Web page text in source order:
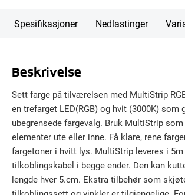
Spesifikasjoner Nedlastinger
Beskrivelse
Sett farge på tilværelsen med MultiStrip
en trefarget LED(RGB) og hvit (3000K) som
ubegrensede fargevalg. Bruk MultiStrip
elementer ute eller inne. Få klare, rene
fargetoner i hvitt lys. MultiStrip leveres i
tilkoblingskabel i begge ender. Den kan
lengde hver 5.cm. Ekstra tilbehør som